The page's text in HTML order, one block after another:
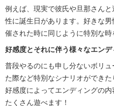
例えば、現実で彼氏や旦那さん
性に誕生日があります。好きな
催された時に同じように特別な時
好感度とそれに伴う様々なエンデ
普段やるのにも申し分ないボリ
た際など特別なシナリオができた
好感度によってエンディングの
たくさん遊べます！